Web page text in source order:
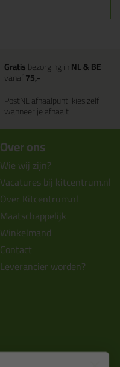
Gratisbezorging inNL & BE
vanaf75,-
PostNL afhaalpunt: kies zelf
wanneer je afhaalt
Over ons
Wie wij zijn?
Vacatures bij kitcentrum.nl
Over Kitcentrum.nl
Maatschappelijk
Winkelmand
Contact
Leverancier worden?